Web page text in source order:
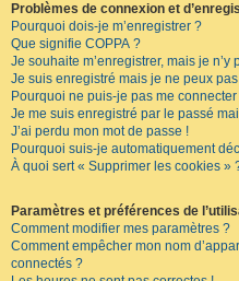
Problèmes de connexion et
Pourquoi dois-je m’enregistrer ?
Que signifie COPPA ?
Je souhaite m’enregistrer, mais je n’y
Je suis enregistré mais je ne peux
Pourquoi ne puis-je pas me connecter
Je me suis enregistré par le passé
J’ai perdu mon mot de passe !
Pourquoi suis-je automatiquement
À quoi sert « Supprimer les cookies »
Paramètres et préférences de
Comment modifier mes paramètres ?
Comment empêcher mon nom
connectés ?